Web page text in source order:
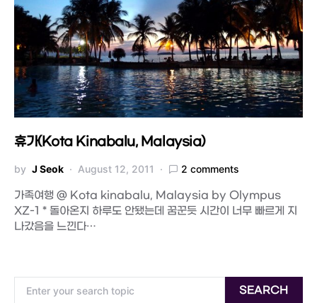
휴가(Kota Kinabalu, Malaysia)
by J Seok August 12, 2011 2 comments
가족여행 @ Kota kinabalu, Malaysia by Olympus
XZ-1 * 돌아온지 하루도 안됐는데 꿈꾼듯 시간이 너무 빠르게 지
나갔음을 느낀다…
SEARCH